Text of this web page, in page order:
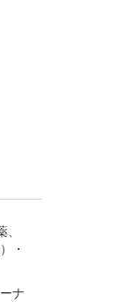
・
ナ